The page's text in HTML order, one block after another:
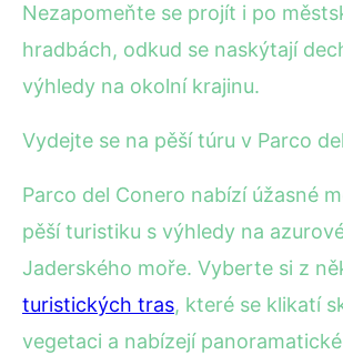
Nezapomeňte se projít i po
hradbách, odkud se naskýtají
výhledy na okolní krajinu.
Vydejte se na pěší túru v Parco
Parco del Conero nabízí úžasné
pěší turistiku s výhledy na
Jaderského moře. Vyberte si z
turistických tras, které se klikatí
vegetaci a nabízejí